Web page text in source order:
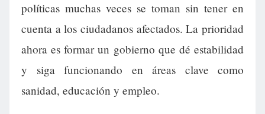
políticas muchas veces se toman sin tener en
cuenta a los ciudadanos afectados. La prioridad
ahora es formar un gobierno que dé estabilidad
y siga funcionando en áreas clave como
sanidad, educación y empleo.